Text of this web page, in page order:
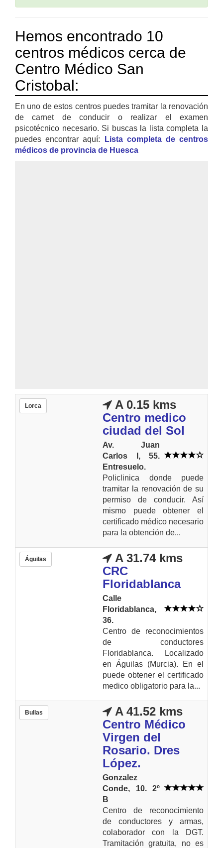
Hemos encontrado 10
centros médicos cerca de
Centro Médico San
Cristobal:
En uno de estos centros puedes tramitar la renovación
de carnet de conducir o realizar el examen
psicotécnico necesario. Si buscas la lista completa la
puedes encontrar aquí:
Lista completa de centros
médicos de provincia de Huesca
Lorca
A 0.15 kms
Centro medico
ciudad del Sol
Av. Juan
Carlos I, 55.
Entresuelo.
Policlinica donde puede
tramitar la renovación de su
permiso de conducir. Así
mismo puede obtener el
certificado médico necesario
para la obtención de...
Águilas
A 31.74 kms
CRC
Floridablanca
Calle
Floridablanca,
36.
Centro de reconocimientos
de conductores
Floridablanca. Localizado
en Águilas (Murcia). En el
puede obtener el certificado
medico obligatorio para la...
Bullas
A 41.52 kms
Centro Médico
Virgen del
Rosario. Dres
López.
Gonzalez
Conde, 10. 2º
B
Centro de reconocimiento
de conductores y armas,
colaborador con la DGT.
Tramitación gratuita, no es